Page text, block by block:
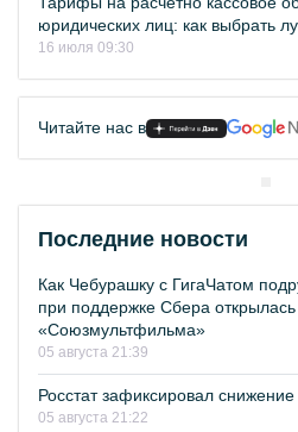
юридических лиц: как выбрать
16 июля 09:30
Читайте нас в
Последние новости
Как Чебурашку с ГигаЧатом
при поддержке Сбера
«Союзмультфильма»
05 августа 21:39
Росстат зафиксировал снижение
05 августа 21:22